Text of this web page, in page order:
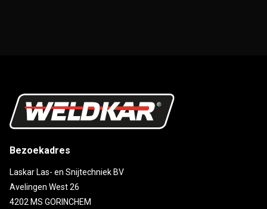
Bezoekadres
Laskar Las- en Snijtechniek BV
Avelingen West 26
4202 MS GORINCHEM